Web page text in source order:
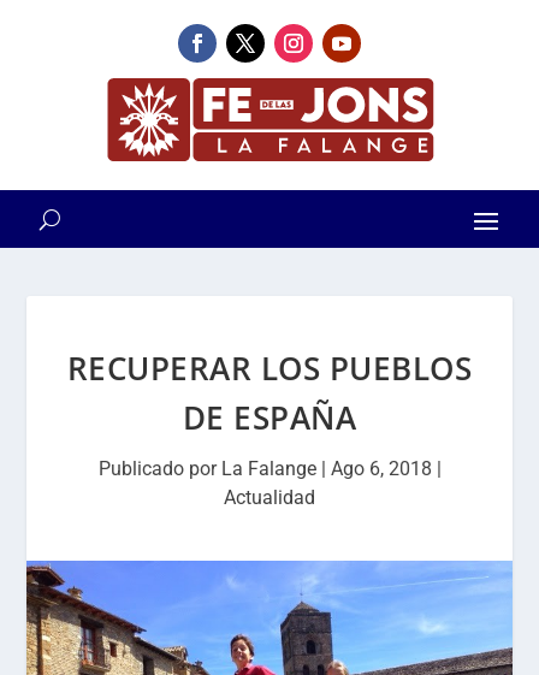
RECUPERAR LOS PUEBLOS
DE ESPAÑA
Publicado por La Falange| Ago 6, 2018 |
Actualidad